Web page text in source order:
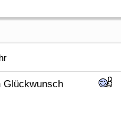
Glückwunsch